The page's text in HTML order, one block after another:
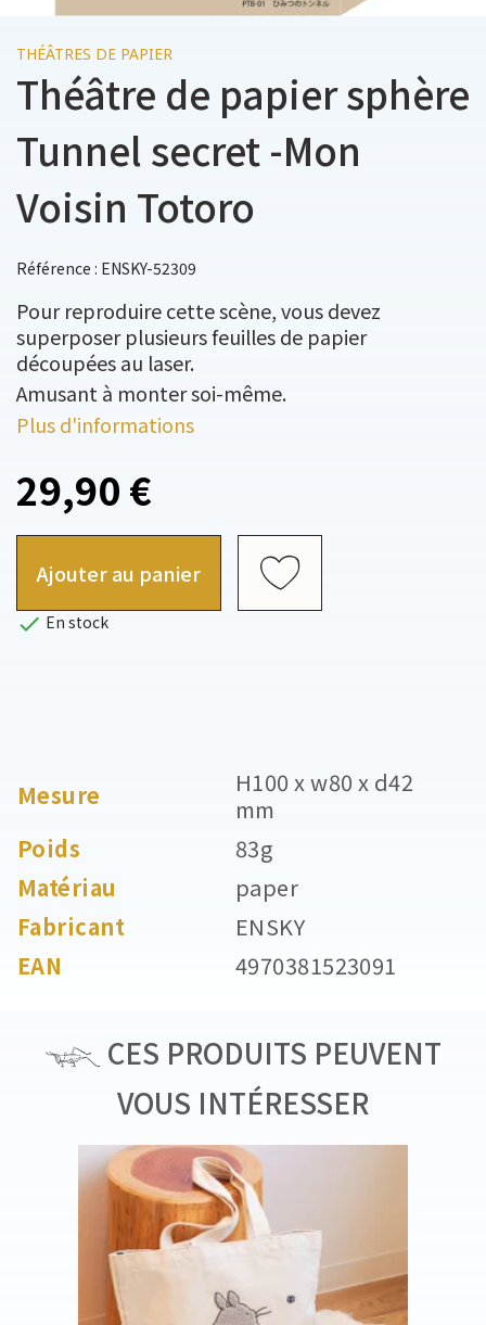
THÉÂTRES DE PAPIER
Théâtre de papier sphère
Tunnel secret -Mon
Voisin Totoro
Référence : ENSKY-52309
Pour reproduire cette scène, vous devez
superposer plusieurs feuilles de papier
découpées au laser.
Amusant à monter soi-même.
Plus d'informations
29,90 €
Ajouter au panier
 En stock
Mesure
H100 x w80 x d42
mm
Poids
83g
Matériau
paper
Fabricant
ENSKY
EAN
4970381523091
CES PRODUITS PEUVENT
VOUS INTÉRESSER